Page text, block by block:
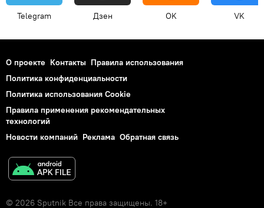
Telegram Дзен OK VK
О проекте Контакты Правила использования
Политика конфиденциальности
Политика использования Cookie
Правила применения рекомендательных
технологий
Новости компаний Реклама Обратная связь
© 2026 Sputnik Все права защищены. 18+